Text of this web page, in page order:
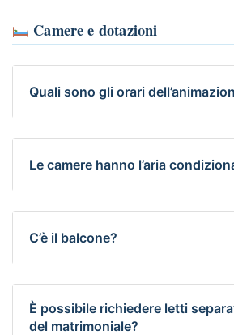
Camere e dotazioni
Quali sono gli orari
Le camere hanno l’aria
C’è il balcone?
È possibile richiedere letti
del matrimoniale?